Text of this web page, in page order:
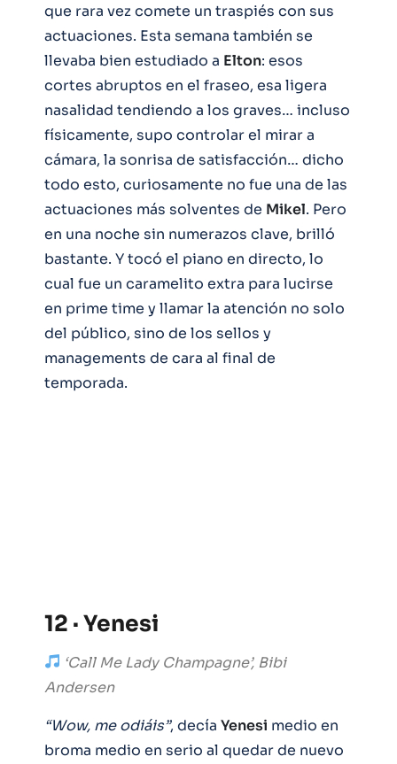
que rara vez comete un traspiés con sus
actuaciones. Esta semana también se
llevaba bien estudiado a Elton: esos
cortes abruptos en el fraseo, esa ligera
nasalidad tendiendo a los graves… incluso
físicamente, supo controlar el mirar a
cámara, la sonrisa de satisfacción… dicho
todo esto, curiosamente no fue una de las
actuaciones más solventes de Mikel. Pero
en una noche sin numerazos clave, brilló
bastante. Y tocó el piano en directo, lo
cual fue un caramelito extra para lucirse
en prime time y llamar la atención no solo
del público, sino de los sellos y
managements de cara al final de
temporada.
12 · Yenesi
‘Call Me Lady Champagne’, Bibi
Andersen
“Wow, me odiáis”, decía Yenesi medio en
broma medio en serio al quedar de nuevo